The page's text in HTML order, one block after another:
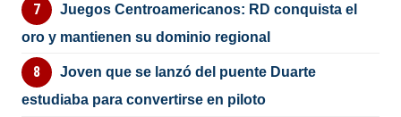
Juegos Centroamericanos: RD conquista el
oro y mantienen su dominio regional
Joven que se lanzó del puente Duarte
estudiaba para convertirse en piloto